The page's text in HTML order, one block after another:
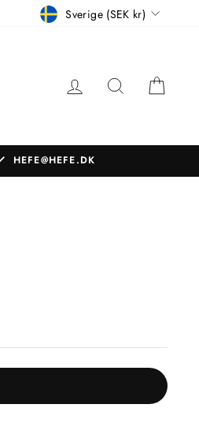
Betalningssätt
Sverige (SEK kr)
LOGGA IN
SÖK
HEFE@HEFE.DK